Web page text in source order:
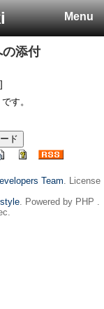
Menu
の添付
]
す。
Team. License
. Powered by PHP .